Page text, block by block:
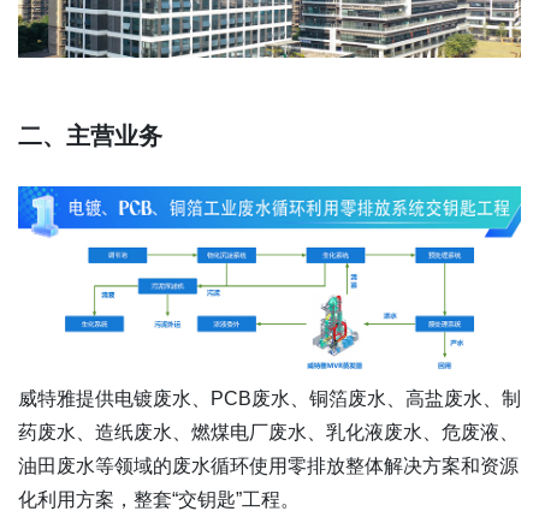
二、主营业务
威特雅提供电镀废水、PCB废水、铜箔废水、高盐废水、制
药废水、造纸废水、燃煤电厂废水、乳化液废水、危废液、
油田废水等领域的废水循环使用零排放整体解决方案和资源
化利用方案，整套“交钥匙”工程。